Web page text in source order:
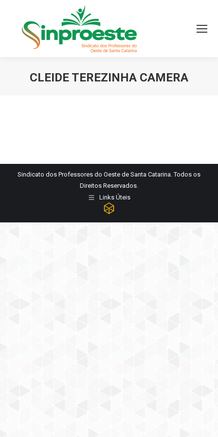
CLEIDE TEREZINHA CAMERA
Sindicato dos Professores do Oeste de Santa Catarina. Todos os
Direitos Reservados.
Links Úteis